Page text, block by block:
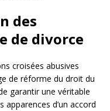
des
de divorce
croisées abusives
de réforme du droit du
garantir une véritable
d’un accord